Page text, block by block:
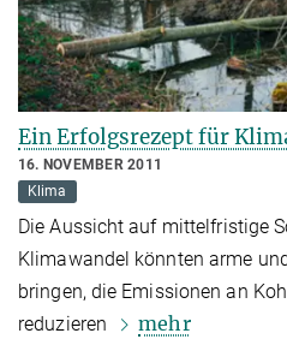
Ein Erfolgsrezept für
16. NOVEMBER 2011
Klima
Die Aussicht auf mittelfristige
Klimawandel könnten arme
bringen, die Emissionen an
reduzieren
mehr